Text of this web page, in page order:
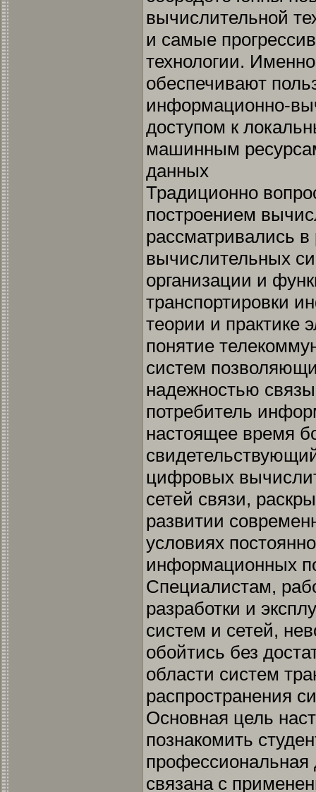
вычислительной
и самые
технологии.
обеспечивают
информационно-
доступом к
машинным
данных
Традиционно
построением
рассматривались
вычислительных
организации и
транспортировки
теории и практике
понятие
систем
надежностью
потребитель
настоящее время
цифровых
сетей связи,
развитии
условиях
информационных
Специалистам,
разработки и
систем и сетей,
обойтись без
области систем
распространения
Основная цель
познакомить
профессиональная
связана с